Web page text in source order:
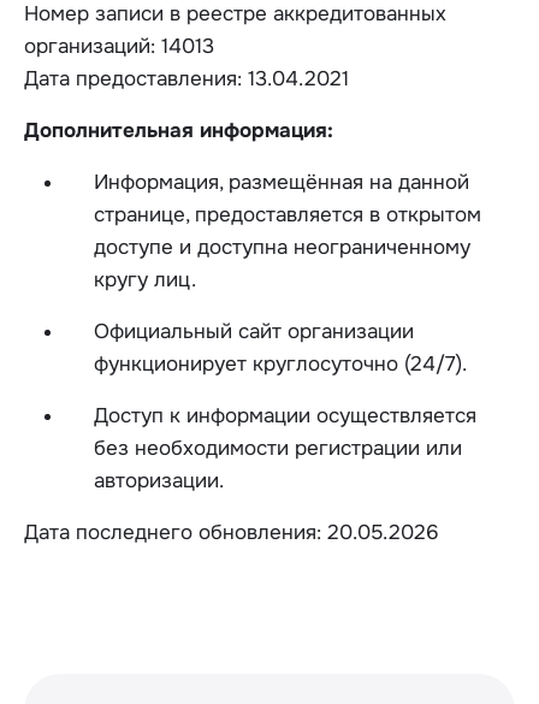
Номер записи в реестре аккредитованных
организаций: 14013
Дата предоставления: 13.04.2021
Дополнительная информация:
Информация, размещённая на данной
странице, предоставляется в открытом
доступе и доступна неограниченному
кругу лиц.
Официальный сайт организации
функционирует круглосуточно (24/7).
Доступ к информации осуществляется
без необходимости регистрации или
авторизации.
Дата последнего обновления: 20.05.2026